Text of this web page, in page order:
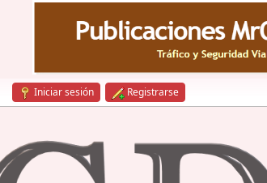
Iniciar sesión Registrarse